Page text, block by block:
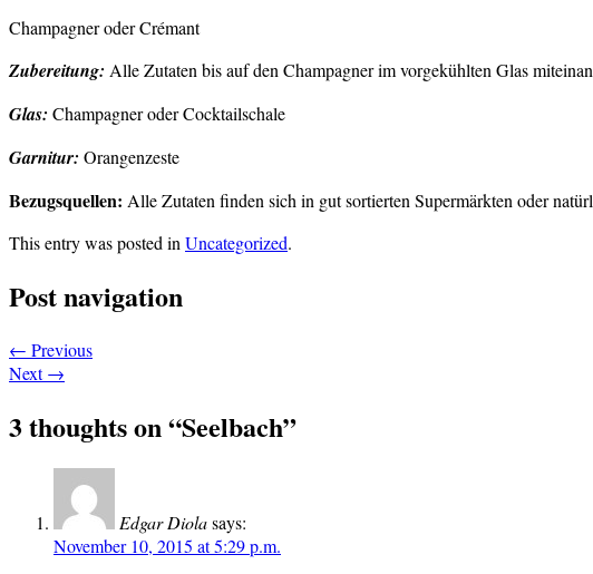
Champagner oder Crémant
Zubereitung: Alle Zutaten bis auf den Champagner im vorgekühlten Glas
Glas: Champagner oder Cocktailschale
Garnitur: Orangenzeste
Bezugsquellen: Alle Zutaten finden sich in gut sortierten Supermärkten oder
This entry was posted inUncategorized.
Post navigation
← Previous
Next→
3 thoughts on “Seelbach”
Edgar Diolasays:
November 10, 2015 at 5:29 p.m.